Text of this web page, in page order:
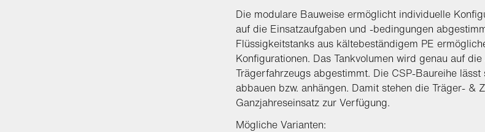
Die modulare Bauweise ermöglicht individuelle
auf die Einsatzaufgaben und -bedingungen
Flüssigkeitstanks aus kältebeständigem PE
Konfigurationen. Das Tankvolumen wird genau auf
Trägerfahrzeugs abgestimmt. Die CSP-Baureihe
abbauen bzw. anhängen. Damit stehen die Träger- &
Ganzjahreseinsatz zur Verfügung.
Mögliche Varianten: